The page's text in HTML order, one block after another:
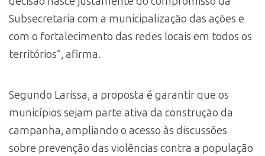
Subsecretaria com a municipalização das ações e
com o fortalecimento das redes locais em todos os
territórios”, afirma.
Segundo Larissa, a proposta é garantir que os
municípios sejam parte ativa da construção da
campanha, ampliando o acesso às discussões
sobre prevenção das violências contra a população